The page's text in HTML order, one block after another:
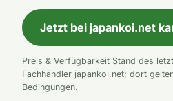
Jetzt bei japankoi.net
Preis & Verfügbarkeit Stand des
Fachhändler japankoi.net; dort
Bedingungen.